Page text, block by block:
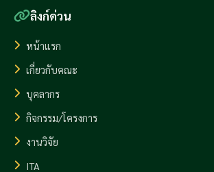
ลิงก์ด่วน
หน้าแรก
เกี่ยวกับคณะ
บุคลากร
กิจกรรม/โครงการ
งานวิจัย
ITA